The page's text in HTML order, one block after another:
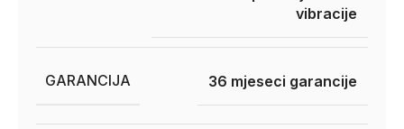
vibracije
GARANCIJA 36 mjeseci garancije